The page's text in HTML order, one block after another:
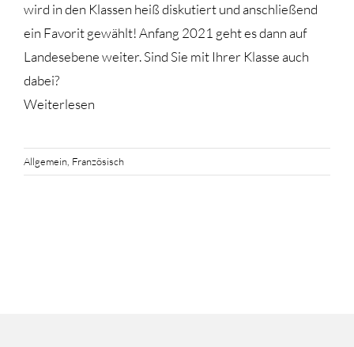
wird in den Klassen heiß diskutiert und anschließend
ein Favorit gewählt! Anfang 2021 geht es dann auf
Landesebene weiter. Sind Sie mit Ihrer Klasse auch
dabei?
Weiterlesen
Allgemein Französisch